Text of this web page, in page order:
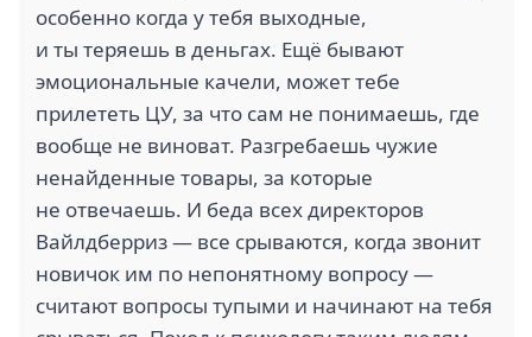
особенно когда у тебя выходные,
и ты теряешь в деньгах. Ещё бывают
эмоциональные качели, может тебе
прилететь ЦУ, за что сам не понимаешь, где
вообще не виноват. Разгребаешь чужие
ненайденные товары, за которые
не отвечаешь. И беда всех директоров
Вайлдберриз — все срываются, когда звонит
новичок им по непонятному вопросу —
считают вопросы тупыми и начинают на тебя